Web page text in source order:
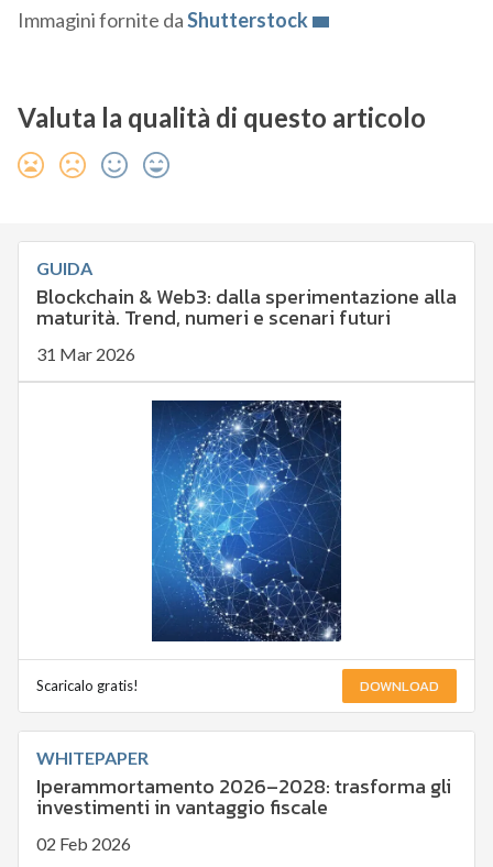
Immagini fornite daShutterstock
Valuta la qualità di questo articolo
GUIDA
Blockchain & Web3: dalla sperimentazione alla
maturità. Trend, numeri e scenari futuri
31 Mar 2026
Scaricalo gratis! DOWNLOAD
WHITEPAPER
Iperammortamento 2026–2028: trasforma gli
investimenti in vantaggio fiscale
02 Feb 2026